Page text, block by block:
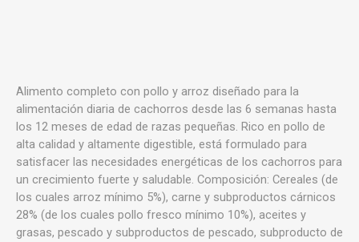
Alimento completo con pollo y arroz diseñado para la
alimentación diaria de cachorros desde las 6 semanas hasta
los 12 meses de edad de razas pequeñas. Rico en pollo de
alta calidad y altamente digestible, está formulado para
satisfacer las necesidades energéticas de los cachorros para
un crecimiento fuerte y saludable. Composición: Cereales (de
los cuales arroz mínimo 5%), carne y subproductos cárnicos
28% (de los cuales pollo fresco mínimo 10%), aceites y
grasas, pescado y subproductos de pescado, subproducto de